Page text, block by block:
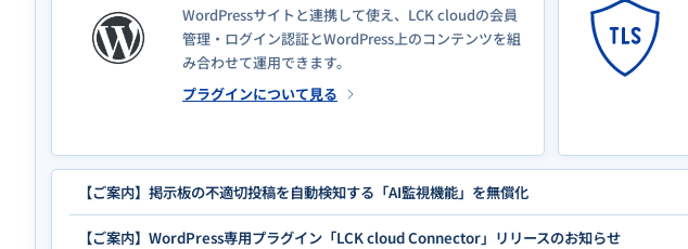
WordPressサイトと連携して使え、LCK cloudの会員
管理・ログイン認証とWordPress上のコンテンツを組
み合わせて運用できます。
プラグインについて見る
【ご案内】掲示板の不適切投稿を自動検知する「AI監視機能」を無償化
【ご案内】WordPress専用プラグイン「LCK cloud Connector」リリースのお知らせ